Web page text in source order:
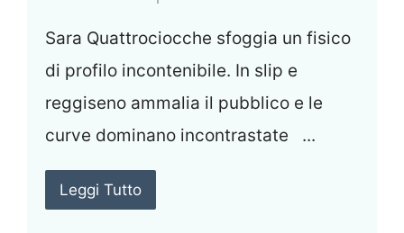
Sara Quattrociocche sfoggia un fisico
di profilo incontenibile. In slip e
reggiseno ammalia il pubblico e le
curve dominano incontrastate ...
Leggi Tutto